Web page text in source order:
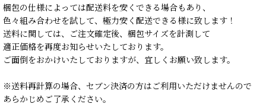
梱包の仕様によっては配送料を安くできる場合もあり、
色々組み合わせを試して、極力安く配送できる様に致します！
送料に関しては、ご注文確定後、梱包サイズを計測して
適正価格を再度お知らせいたしております。
ご面倒をおかけいたしておりますが、宜しくお願い致します。
※送料再計算の場合、セブン決済の方はご利用いただけませんので
あらかじめご了承ください。